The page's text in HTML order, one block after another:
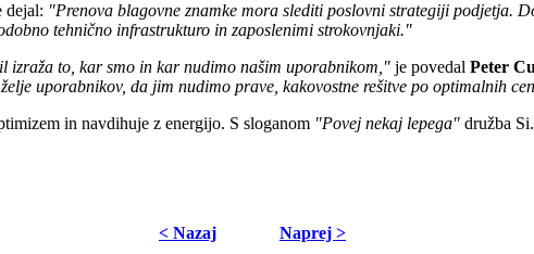
dejal: "Prenova blagovne znamke mora slediti poslovni strategiji podjetja.
tehnično infrastrukturo in zaposlenimi strokovnjaki."
izraža to, kar smo in kar nudimo našim uporabnikom," je povedal Peter
uporabnikov, da jim nudimo prave, kakovostne rešitve po optimalnih
in navdihuje z energijo. S sloganom "Povej nekaj lepega" družba
< Nazaj Naprej >